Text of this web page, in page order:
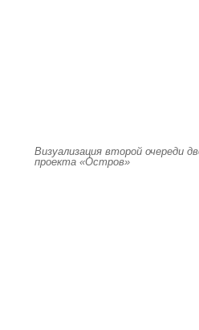
Визуализация второй очереди
проекта «Остров»